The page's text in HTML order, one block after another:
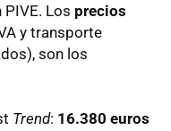
Los precios
y transporte
son los
Trend: 16.380 euros